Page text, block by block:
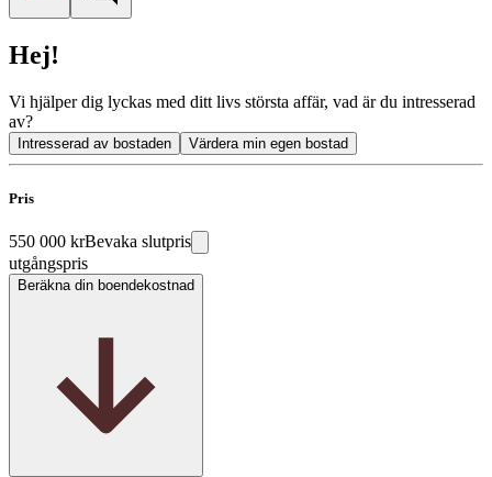
Hej!
Vi hjälper dig lyckas med ditt livs största affär, vad är du intresserad
av?
Intresserad av bostaden Värdera min egen bostad
Pris
550 000 krBevaka slutpris
utgångspris
Beräkna din boendekostnad